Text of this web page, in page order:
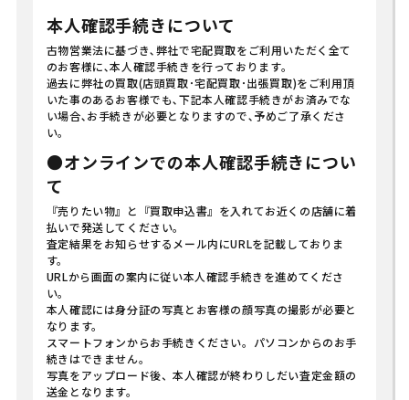
本人確認手続きについて
古物営業法に基づき､弊社で宅配買取をご利用いただく全て
のお客様に､本人確認手続きを行っております｡
過去に弊社の買取(店頭買取･宅配買取･出張買取)をご利用頂
いた事のあるお客様でも､下記本人確認手続きがお済みでな
い場合､お手続きが必要となりますので､予めご了承くださ
い｡
●オンラインでの本人確認手続きについ
て
『売りたい物』と『買取申込書』を入れてお近くの店舗に着
払いで発送してください｡
査定結果をお知らせするメール内にURLを記載しておりま
す。
URLから画面の案内に従い本人確認手続きを進めてくださ
い。
本人確認には身分証の写真とお客様の顔写真の撮影が必要と
なります。
スマートフォンからお手続きください。パソコンからのお手
続きはできません。
写真をアップロード後、本人確認が終わりしだい査定金額の
送金となります。